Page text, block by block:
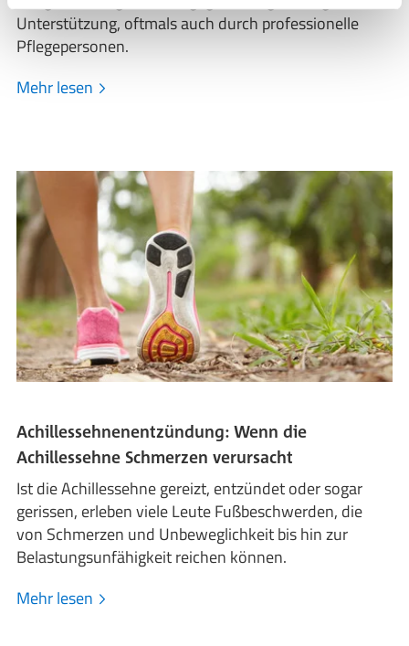
Unterstützung, oftmals auch durch professionelle
Pflegepersonen.
Mehr lesen
Achillessehnenentzündung: Wenn die
Achillessehne Schmerzen verursacht
Ist die Achillessehne gereizt, entzündet oder sogar
gerissen, erleben viele Leute Fußbeschwerden, die
von Schmerzen und Unbeweglichkeit bis hin zur
Belastungsunfähigkeit reichen können.
Mehr lesen